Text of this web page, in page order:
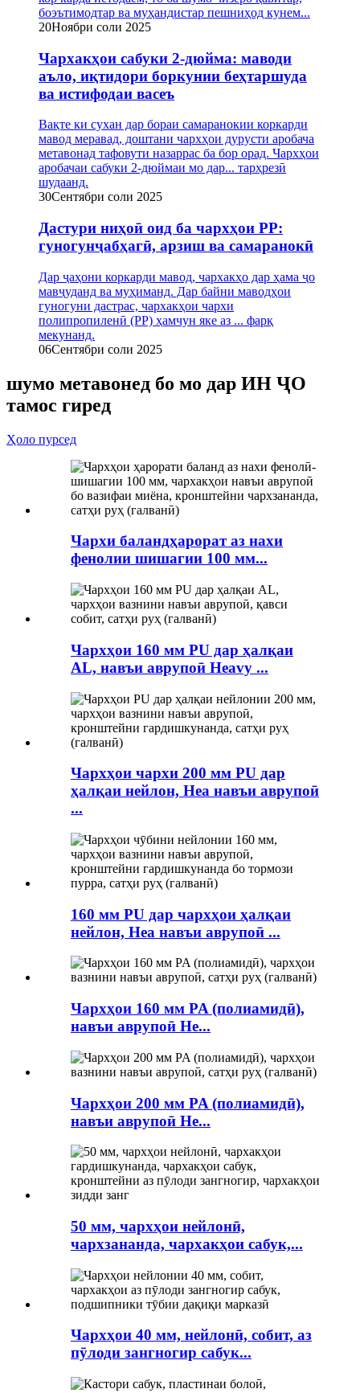
боэътимодтар ва муҳандистар пешниҳод кунем...
20Ноябри соли 2025
Чархакҳои сабуки 2-дюйма: маводи
аъло, иқтидори боркунии беҳтаршуда
ва истифодаи васеъ
Вақте ки сухан дар бораи самаранокии коркарди
мавод меравад, доштани чархҳои дурусти аробача
метавонад тафовути назаррас ба бор орад. Чархҳои
аробачаи сабуки 2-дюймаи мо дар... тарҳрезӣ
шудаанд.
30Сентябри соли 2025
Дастури ниҳоӣ оид ба чархҳои PP:
гуногунҷабҳагӣ, арзиш ва самаранокӣ
Дар ҷаҳони коркарди мавод, чархакҳо дар ҳама ҷо
мавҷуданд ва муҳиманд. Дар байни маводҳои
гуногуни дастрас, чархакҳои чархи
полипропиленӣ (PP) ҳамчун яке аз ... фарқ
мекунанд.
06Сентябри соли 2025
шумо метавонед бо мо дар ИН ҶО
тамос гиред
Ҳоло пурсед
Чархи баландҳарорат аз нахи
фенолии шишагии 100 мм...
Чархҳои 160 мм PU дар ҳалқаи
AL, навъи аврупоӣ Heavy ...
Чархҳои чархи 200 мм PU дар
ҳалқаи нейлон, Hea навъи аврупоӣ
...
160 мм PU дар чархҳои ҳалқаи
нейлон, Hea навъи аврупоӣ ...
Чархҳои 160 мм PA (полиамидӣ),
навъи аврупоӣ He...
Чархҳои 200 мм PA (полиамидӣ),
навъи аврупоӣ He...
50 мм, чархҳои нейлонӣ,
чархзананда, чархакҳои сабук,...
Чархҳои 40 мм, нейлонӣ, собит, аз
пӯлоди зангногир сабук...